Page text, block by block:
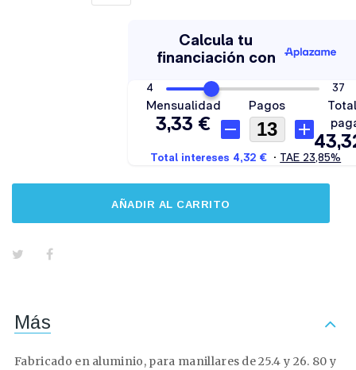
AÑADIR AL CARRITO
Más
Fabricado en aluminio, para manillares de 25.4 y 26. 80 y